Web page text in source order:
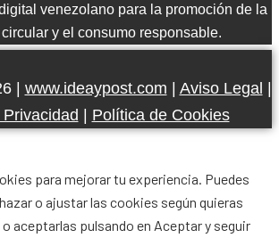
venezolano para la promoción de la
y el consumo responsable.
| www.ideaypost.com | Aviso Legal |
| Política de Cookies
para mejorar tu experiencia. Puedes
o ajustar las cookies según quieras
o aceptarlas pulsando en Aceptary seguir